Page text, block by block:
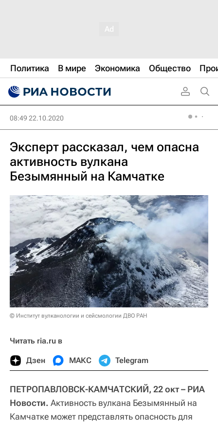
Политика В мире Экономика Общество
08:49 22.10.2020
Эксперт рассказал, чем опасна
активность вулкана
Безымянный на Камчатке
© Институт вулканологии и сейсмологии ДВО РАН
Читать ria.ru в
Дзен МАКС Telegram
ПЕТРОПАВЛОВСК-КАМЧАТСКИЙ, 22 окт – РИА
Новости. Активность вулкана Безымянный на
Камчатке может представлять опасность для